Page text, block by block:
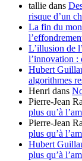
tallie dans
risque d’un
La fin du
L’illusion de
l’innovation :
Hubert
algorithmes
Henri dans
Pierre-Jean
plus qu’à
Pierre-Jean
plus qu’à
Hubert
plus qu’à